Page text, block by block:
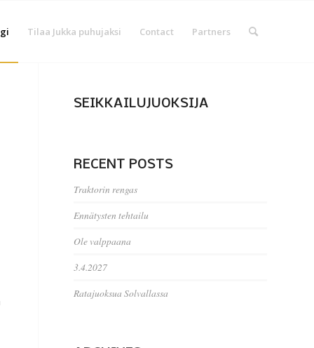
Tilaa Jukka puhujaksi Contact Partners
SEIKKAILUJUOKSIJA
RECENT POSTS
Traktorin rengas
Ennätysten tehtailu
Ole valppaana
3.4.2027
Ratajuoksua Solvallassa